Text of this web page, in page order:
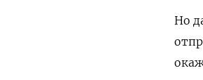
Но